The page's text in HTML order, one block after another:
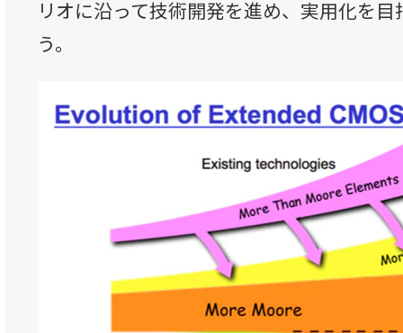
リオに沿って技術開発を進め、実用化を
う。